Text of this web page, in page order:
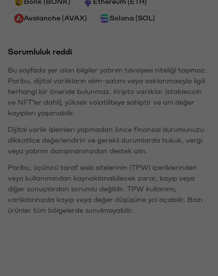
Avalanche (AVAX) Solana (SOL)
Sorumluluk reddi
Bu sayfada yer alan bilgiler yatırım tavsiyesi niteliği taşımaz.
Paribu, dijital varlıkların alım-satımı veya saklanmasıyla ilgili
herhangi bir öneride bulunmaz. Kripto varlıklar (stablecoin
ve NFT'ler dahil), yüksek volatiliteye sahiptir ve ani değer
kayıpları yaşanabilir.
Dijital varlık işlemleri yapmadan önce finansal durumunuzu
dikkatlice değerlendirin ve gerekli durumlarda hukuk, vergi
veya yatırım danışmanınızdan destek alın.
Paribu, üçüncü taraf web sitelerinin (TPW) içeriklerinden
veya kullanımından kaynaklanabilecek zarar, kayıp veya
diğer sonuçlardan sorumlu değildir. TPW kullanımı,
varlıklarınızda kayıp veya değer düşüşüne yol açabilir. Bazı
ürünler tüm bölgelerde sunulmayabilir.